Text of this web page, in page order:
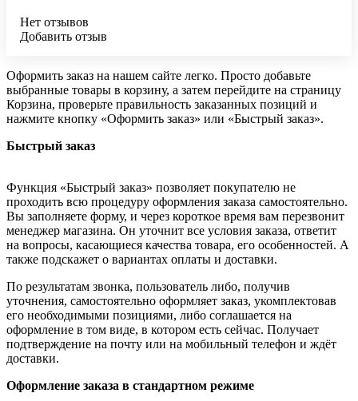
Нет отзывов
Добавить отзыв
Оформить заказ на нашем сайте легко. Просто добавьте
выбранные товары в корзину, а затем перейдите на страницу
Корзина, проверьте правильность заказанных позиций и
нажмите кнопку «Оформить заказ» или «Быстрый заказ».
Быстрый заказ
Функция «Быстрый заказ» позволяет покупателю не
проходить всю процедуру оформления заказа самостоятельно.
Вы заполняете форму, и через короткое время вам перезвонит
менеджер магазина. Он уточнит все условия заказа, ответит
на вопросы, касающиеся качества товара, его особенностей. А
также подскажет о вариантах оплаты и доставки.
По результатам звонка, пользователь либо, получив
уточнения, самостоятельно оформляет заказ, укомплектовав
его необходимыми позициями, либо соглашается на
оформление в том виде, в котором есть сейчас. Получает
подтверждение на почту или на мобильный телефон и ждёт
доставки.
Оформление заказа в стандартном режиме